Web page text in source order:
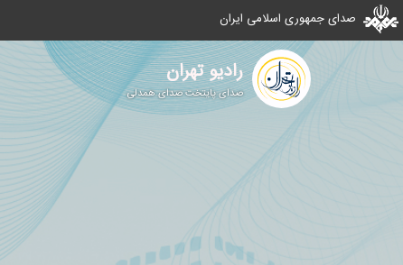
صدای جمهوری اسلامی ایران
رادیو تهران
صدای پایتخت صدای همدلی